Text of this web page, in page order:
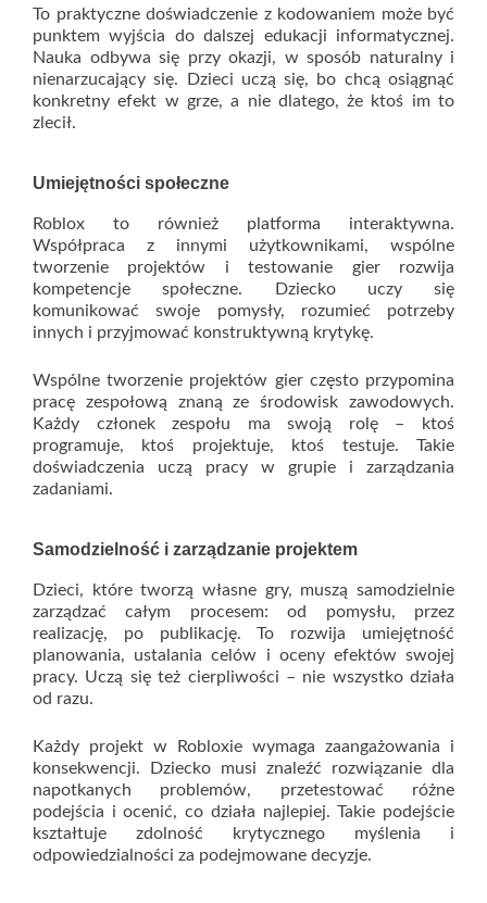
To praktyczne doświadczenie z kodowaniem może być
punktem wyjścia do dalszej edukacji informatycznej.
Nauka odbywa się przy okazji, w sposób naturalny i
nienarzucający się. Dzieci uczą się, bo chcą osiągnąć
konkretny efekt w grze, a nie dlatego, że ktoś im to
zlecił.
Umiejętności społeczne
Roblox to również platforma interaktywna.
Współpraca z innymi użytkownikami, wspólne
tworzenie projektów i testowanie gier rozwija
kompetencje społeczne. Dziecko uczy się
komunikować swoje pomysły, rozumieć potrzeby
innych i przyjmować konstruktywną krytykę.
Wspólne tworzenie projektów gier często przypomina
pracę zespołową znaną ze środowisk zawodowych.
Każdy członek zespołu ma swoją rolę – ktoś
programuje, ktoś projektuje, ktoś testuje. Takie
doświadczenia uczą pracy w grupie i zarządzania
zadaniami.
Samodzielność i zarządzanie projektem
Dzieci, które tworzą własne gry, muszą samodzielnie
zarządzać całym procesem: od pomysłu, przez
realizację, po publikację. To rozwija umiejętność
planowania, ustalania celów i oceny efektów swojej
pracy. Uczą się też cierpliwości – nie wszystko działa
od razu.
Każdy projekt w Robloxie wymaga zaangażowania i
konsekwencji. Dziecko musi znaleźć rozwiązanie dla
napotkanych problemów, przetestować różne
podejścia i ocenić, co działa najlepiej. Takie podejście
kształtuje zdolność krytycznego myślenia i
odpowiedzialności za podejmowane decyzje.